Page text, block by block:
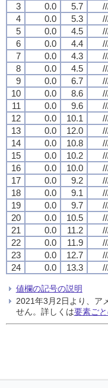
3
0.0 5.7
4
0.0 5.3
5
0.0 4.5
6
0.0 4.4
7
0.0 4.3
8
0.0 4.5
9
0.0 6.7
10
0.0 8.6
11
0.0 9.6
12
0.0 10.1
13
0.0 12.0
14
0.0 10.8
15
0.0 10.2
16
0.0 10.0
17
0.0 9.2
18
0.0 9.1
19
0.0 9.7
20
0.0 10.5
21
0.0 11.2
22
0.0 11.9
23
0.0 12.7
24
0.0 13.3
値欄の記号の説明
2021年3月2日より、ア
せん。詳しくは要素ご